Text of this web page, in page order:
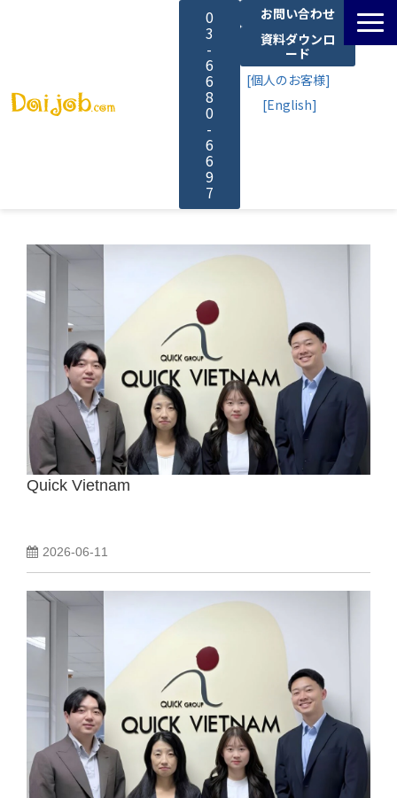
0
3
-
6
6
8
0
-
6
6
9
7
お問い合わせ
資料ダウンロ
ード
[個人のお客様]
[English]
よくあるご質問
動画でわかるDaijob
お役立ち情報
Quick Vietnam
2026-06-11